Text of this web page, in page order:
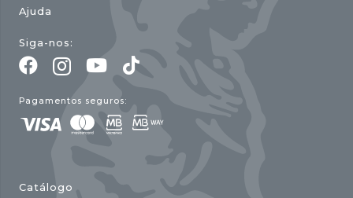
Ajuda
Siga-nos:
Pagamentos seguros:
Catálogo